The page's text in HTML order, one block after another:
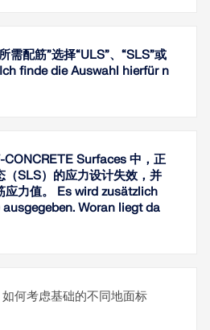
合考虑的是钢筋混凝土截面。
使用极限状态下确定的内力，程
为'开裂'和'未开裂'。 如果还考
考虑截面的徐变和收缩。 这种
体系中收缩和徐变的影响（例
的体系中收缩应变的拉力，必
说，RF-CONCRETE Deflect
有效刚度计算变形
，您可以按照美国规范 ACI 318
）
需配筋”选择“ULS”、“SLS”或
finde die Auswahl hierfür n
CONCRETE Surfaces 中，正
（SLS）的应力设计失效，并
应力值。 Es wird zusätzlich
Woran liegt da
何考虑基础的不同地面标